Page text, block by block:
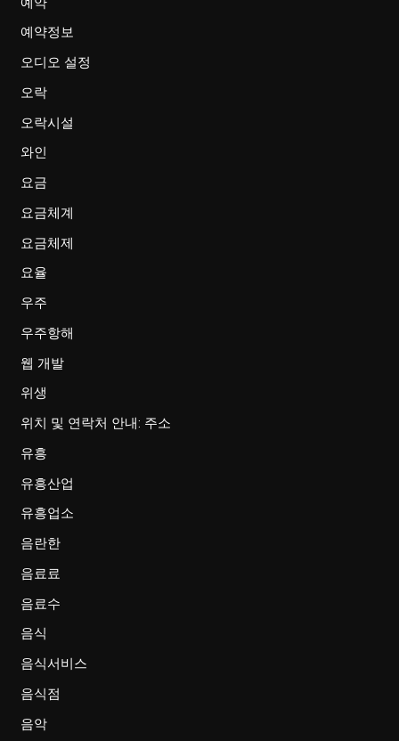
예약정보
오디오 설정
오락
오락시설
와인
요금
요금체계
요금체제
요율
우주
우주항해
웹 개발
위생
위치 및 연락처 안내: 주소
유흥
유흥산업
유흥업소
음란한
음료료
음료수
음식
음식서비스
음식점
음악